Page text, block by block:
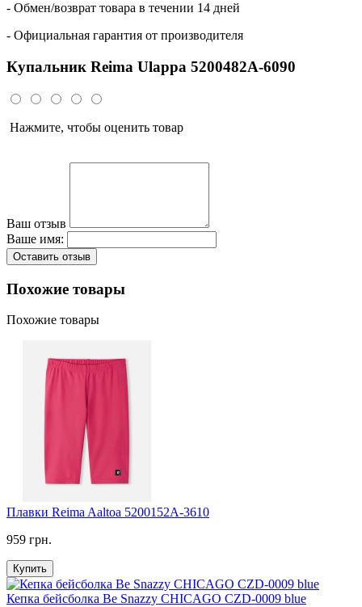
- Обмен/возврат товара в течении 14 дней
- Официальная гарантия от производителя
Купальник Reima Ulappa 5200482A-6090
Нажмите, чтобы оценить товар
Ваш отзыв
Ваше имя:
Оставить отзыв
Похожие товары
Похожие товары
Плавки Reima Aaltoa 5200152A-3610
959 грн.
Купить
Кепка бейсболка Be Snazzy CHICAGO CZD-0009 blue